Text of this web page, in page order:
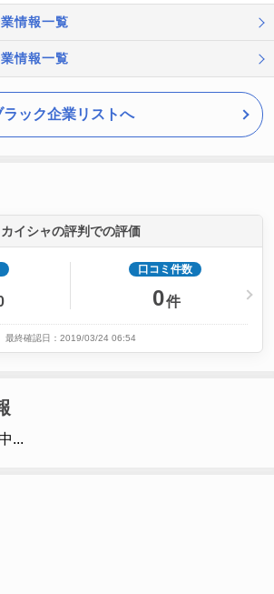
情報一覧
情報一覧
ラック企業リストへ
カイシャの評判での評価
口コミ件数
0件
最終確認日：2019/03/24 06:54
...